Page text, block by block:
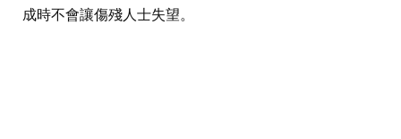
成時不會讓傷殘人士失望。